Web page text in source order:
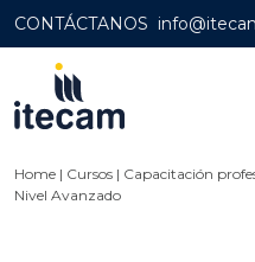
CONTÁCTANOS
Home | Cursos | Capacitación
Nivel Avanzado